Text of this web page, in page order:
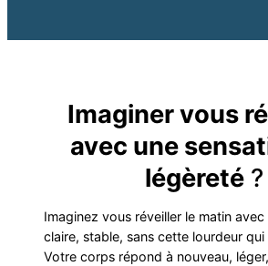
Imaginer vous
avec une
légèreté ?
Imaginez vous réveiller le matin avec
claire, stable, sans cette lourdeur
Votre corps répond à nouveau,